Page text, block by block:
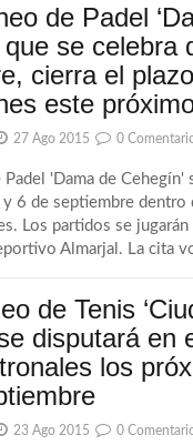
de Padel
que se celebra
cierra el
este
27 Ago 2015 0
Padel 'Dama de Cehegín'
6 de septiembre dentro
Los partidos se jugarán
Almarjal. La cita
de Tenis
disputará en
los
23 Ago 2015 0